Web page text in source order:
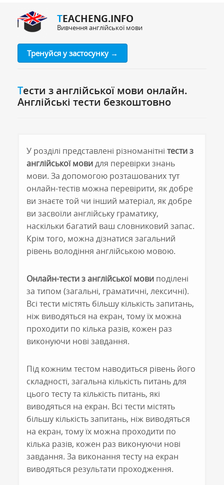
TEACHENG.INFO
Вивчення англійської мови
Тренуйся у застосунку →
Тести з англійської мови онлайн.
Англійські тести безкоштовно
У розділі представлені різноманітні тести з
англійської мовидля перевірки знань
мови. За допомогою розташованих тут
онлайн-тестів можна перевірити, як добре
ви знаєте той чи інший матеріал, як добре
ви засвоїли англійську граматику,
наскільки багатий ваш словниковий запас.
Крім того, можна дізнатися загальний
рівень володіння англійською мовою.
Онлайн-тести з англійської мови поділені
за типом (загальні, граматичні, лексичні).
Всі тести містять більшу кількість запитань,
ніж виводяться на екран, тому їх можна
проходити по кілька разів, кожен раз
виконуючи нові завдання.
Під кожним тестом наводиться рівень його
складності, загальна кількість питань для
цього тесту та кількість питань, які
виводяться на екран. Всі тести містять
більшу кількість запитань, ніж виводяться
на екран, тому їх можна проходити по
кілька разів, кожен раз виконуючи нові
завдання. За виконання тесту на екран
виводяться результати проходження.